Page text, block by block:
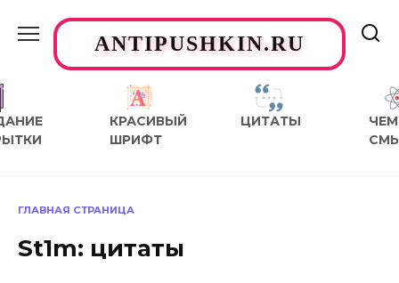
содержаниюANTIPUSHKIN.RU
КРАСИВЫЙ
ШРИФТ
ЦИТАТЫ
ЧЕМ
ГЛАВНАЯ СТРАНИЦА
St1m: цитаты